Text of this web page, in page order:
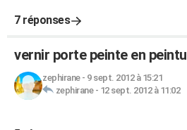
7 réponses
vernir porte peinte en
zephirane- 9 sept. 2012 à 15:21
zephirane- 12 sept. 2012 à 11:02